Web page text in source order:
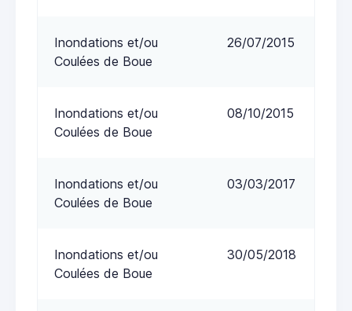
Inondations et/ou
Coulées de Boue
26/07/2015
Inondations et/ou
Coulées de Boue
08/10/2015
Inondations et/ou
Coulées de Boue
03/03/2017
Inondations et/ou
Coulées de Boue
30/05/2018